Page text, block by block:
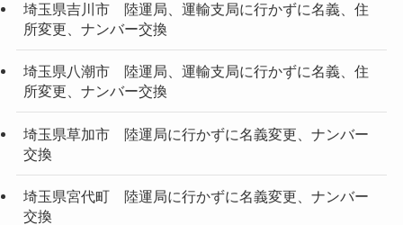
埼玉県吉川市 陸運局、運輸支局に行かずに名義、住
所変更、ナンバー交換
埼玉県八潮市 陸運局、運輸支局に行かずに名義、住
所変更、ナンバー交換
埼玉県草加市 陸運局に行かずに名義変更、ナンバー
交換
埼玉県宮代町 陸運局に行かずに名義変更、ナンバー
交換